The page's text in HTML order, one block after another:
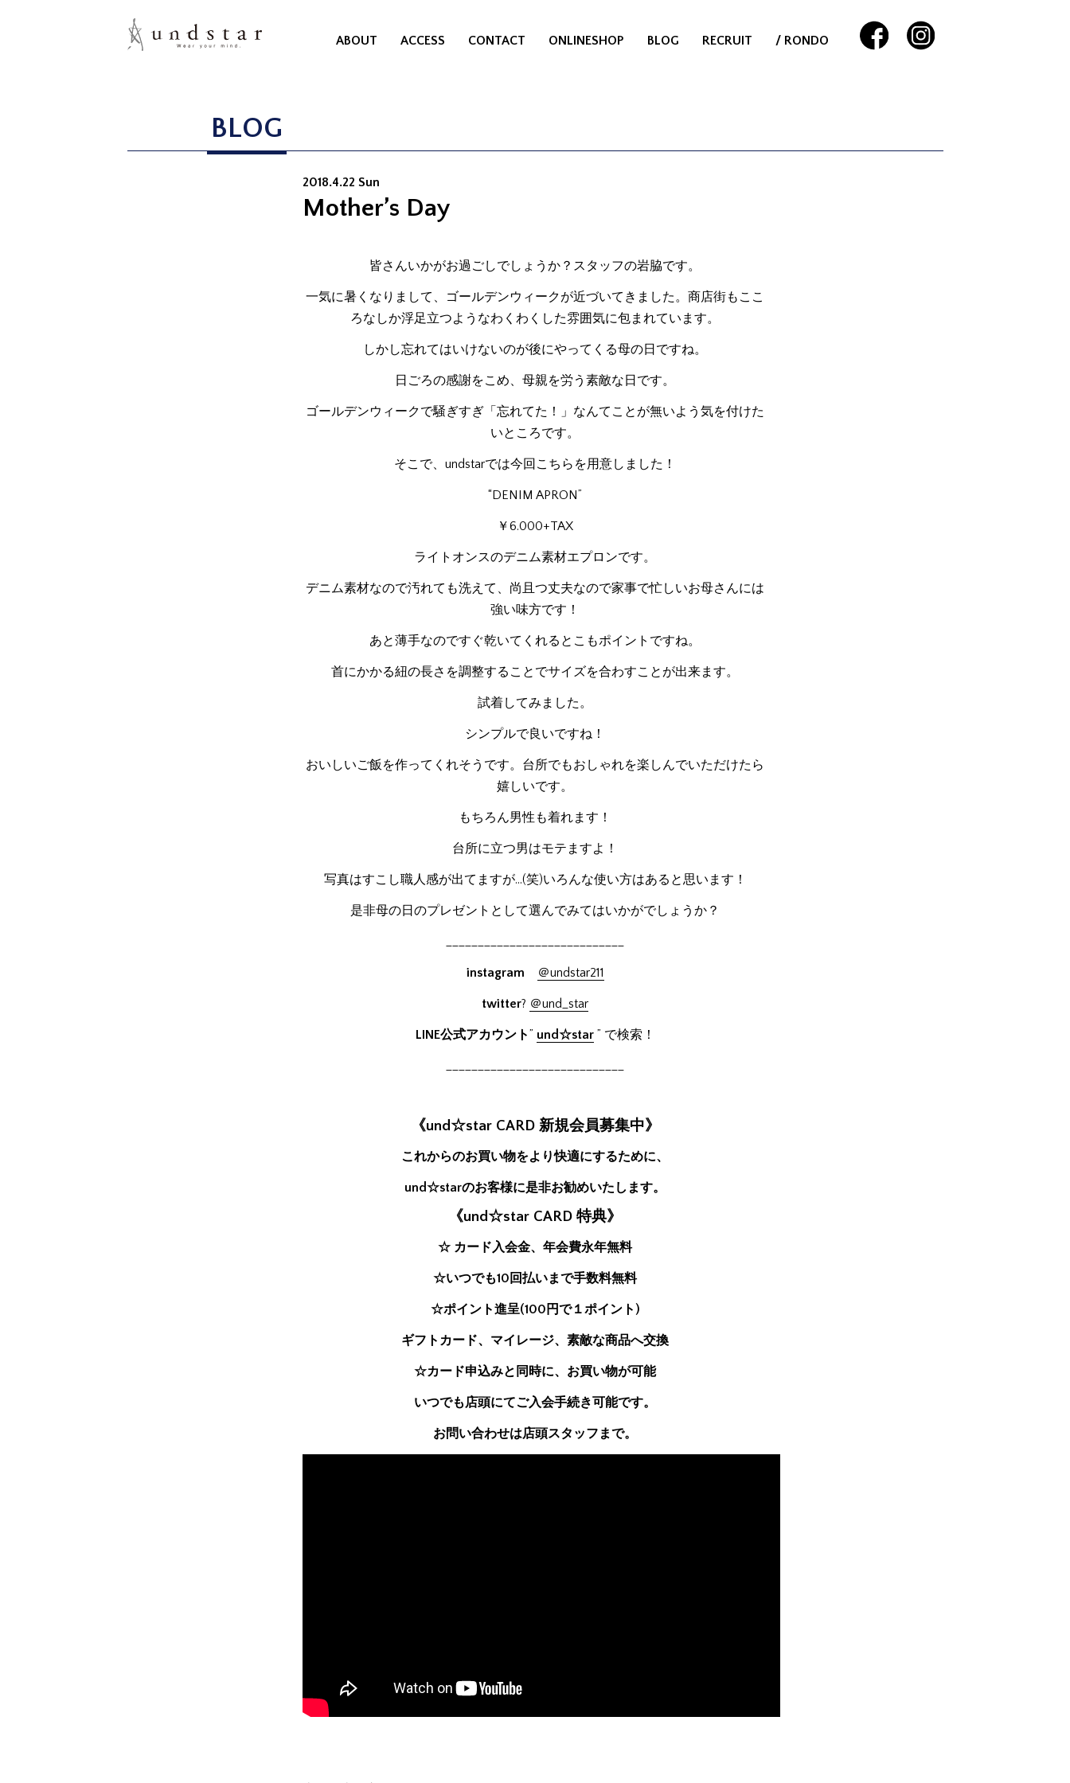
ABOUT ACCESS CONTACT ONLINESHOP BLOG RECRUIT / RONDO
BLOG
2018.4.22 Sun
Mother’s Day
皆さんいかがお過ごしでしょうか？スタッフの岩脇です。
一気に暑くなりまして、ゴールデンウィークが近づいてきました。商店街もここ
ろなしか浮足立つようなわくわくした雰囲気に包まれています。
しかし忘れてはいけないのが後にやってくる母の日ですね。
日ごろの感謝をこめ、母親を労う素敵な日です。
ゴールデンウィークで騒ぎすぎ「忘れてた！」なんてことが無いよう気を付けた
いところです。
そこで、undstarでは今回こちらを用意しました！
“DENIM APRON”
￥6.000+TAX
ライトオンスのデニム素材エプロンです。
デニム素材なので汚れても洗えて、尚且つ丈夫なので家事で忙しいお母さんには
強い味方です！
あと薄手なのですぐ乾いてくれるとこもポイントですね。
首にかかる紐の長さを調整することでサイズを合わすことが出来ます。
試着してみました。
シンプルで良いですね！
おいしいご飯を作ってくれそうです。台所でもおしゃれを楽しんでいただけたら
嬉しいです。
もちろん男性も着れます！
台所に立つ男はモテますよ！
写真はすこし職人感が出てますが…(笑)いろんな使い方はあると思います！
是非母の日のプレゼントとして選んでみてはいかがでしょうか？
instagram ＠undstar211
twitter? ＠und_star
LINE公式アカウント” und☆star” で検索！
《und☆star CARD 新規会員募集中》
これからのお買い物をより快適にするために、
und☆starのお客様に是非お勧めいたします。
《und☆star CARD 特典》
☆ カード入会金、年会費永年無料
☆いつでも10回払いまで手数料無料
☆ポイント進呈(100円で１ポイント)
ギフトカード、マイレージ、素敵な商品へ交換
☆カード申込みと同時に、お買い物が可能
いつでも店頭にてご入会手続き可能です。
お問い合わせは店頭スタッフまで。